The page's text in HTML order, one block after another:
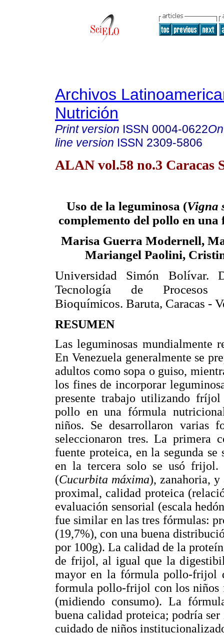
Archivos
Nutrición
Print version ISSN 0004-0622
line version ISSN 2309-5806
ALAN vol.58 no.3 Caracas
Uso de la leguminosa (Vigna
complemento del pollo en
Marisa Guerra Modernell,
Mariangel Paolini,
Universidad Simón Bolívar.
Tecnología de
Bioquímicos. Baruta, Caracas -
RESUMEN
Las leguminosas mundialmente
En Venezuela generalmente se
adultos como sopa o guiso,
los fines de incorporar
presente trabajo utilizando
pollo en una fórmula
niños. Se desarrollaron varias
seleccionaron tres. La primera
fuente proteica, en la segunda
en la tercera solo se usó frijol.
(Cucurbita máxima), zanahoria, y
proximal, calidad proteica
evaluación sensorial (escala
fue similar en las tres fórmulas:
(19,7%), con una buena
por 100g). La calidad de la
de frijol, al igual que la
mayor en la fórmula pollo-frijol
formula pollo-frijol con los niños
(midiendo consumo). La
buena calidad proteica; podría
cuidado de niños